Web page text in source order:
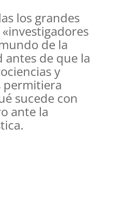
los grandes
de la
de que la
y
permitiera
sucede con
ante la